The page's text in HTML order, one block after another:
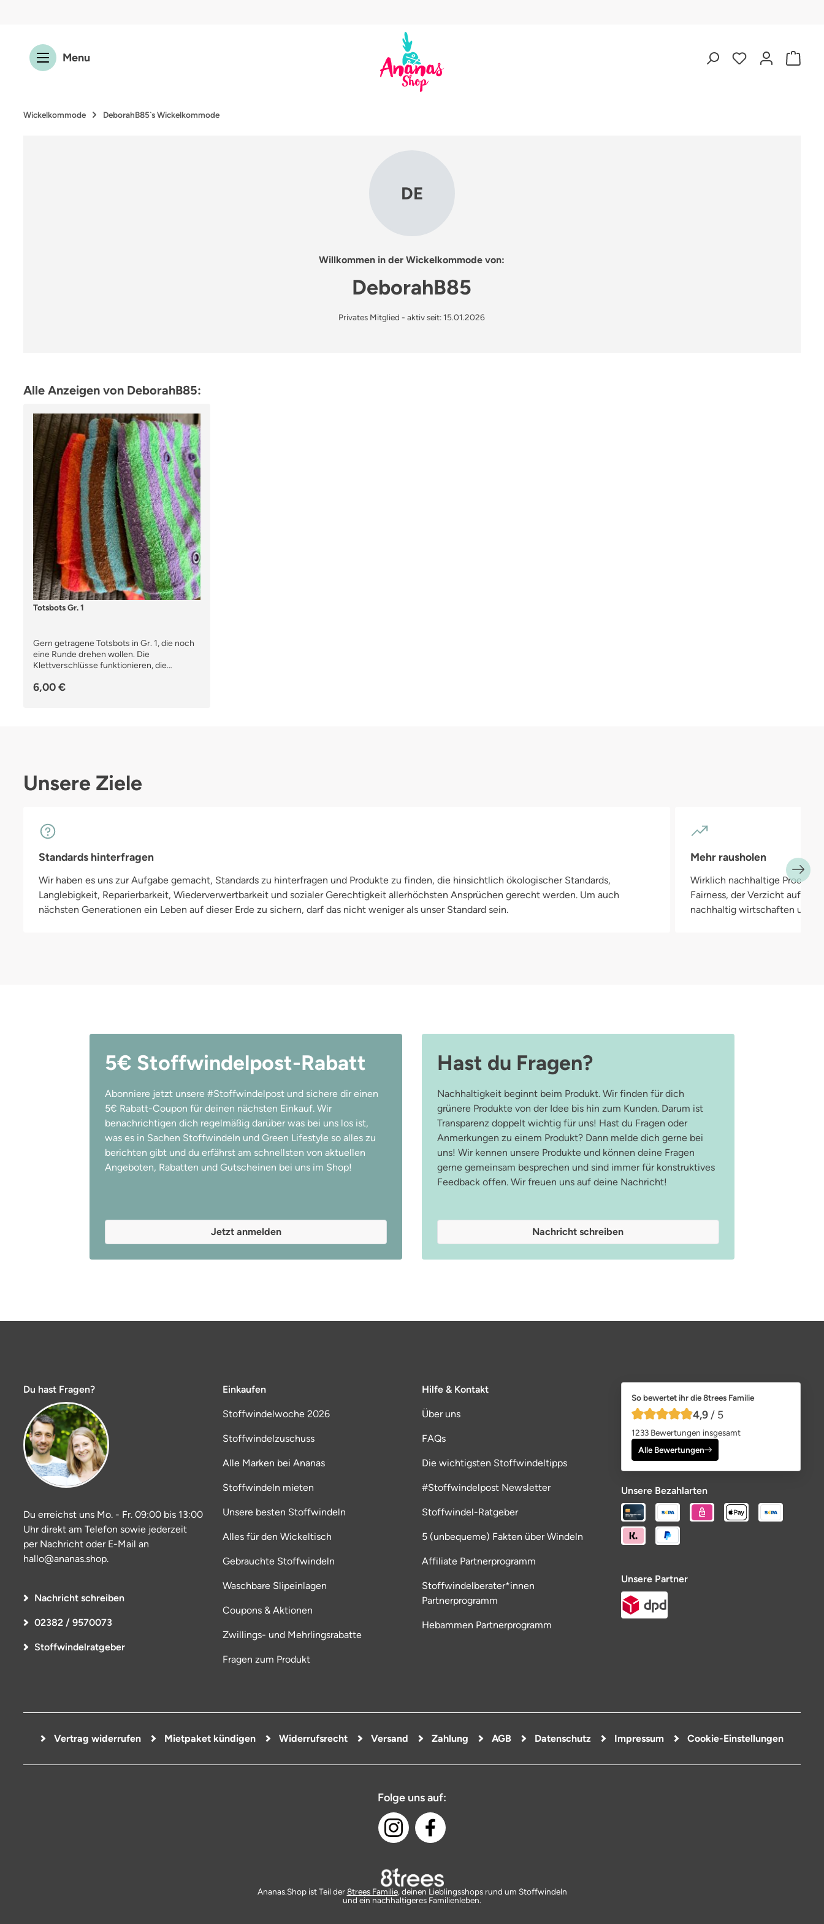
Menu
Wickelkommode DeborahB85`s Wickelkommode
DE
Willkommen in der Wickelkommode von:
DeborahB85
Privates Mitglied - aktiv seit: 15.01.2026
Alle Anzeigen von DeborahB85:
Totsbots Gr. 1
Gern getragene Totsbots in Gr. 1, die noch
eine Runde drehen wollen. Die
Klettverschlüsse funktionieren, die
funktionieren ☺️ Pilling vorhanden. Als
6,00 €
Unsere Ziele
Standards hinterfragen
Wir haben es uns zur Aufgabe gemacht, Standards zu hinterfragen und Produkte zu finden, die hinsichtlich ökologischer Standards,
Langlebigkeit, Reparierbarkeit, Wiederverwertbarkeit und sozialer Gerechtigkeit allerhöchsten Ansprüchen gerecht werden. Um auch
nächsten Generationen ein Leben auf dieser Erde zu sichern, darf das nicht weniger als unser Standard sein.
Mehr rausholen
Wirklich nachhaltige
Fairness, der Verzicht auf
nachhaltig wirtschaften und
5€ Stoffwindelpost-Rabatt
Abonniere jetzt unsere #Stoffwindelpost und sichere dir einen
5€ Rabatt-Coupon für deinen nächsten Einkauf. Wir
benachrichtigen dich regelmäßig darüber was bei uns los ist,
was es in Sachen Stoffwindeln und Green Lifestyle so alles zu
berichten gibt und du erfährst am schnellsten von aktuellen
Angeboten, Rabatten und Gutscheinen bei uns im Shop!
Jetzt anmelden
Hast du Fragen?
Nachhaltigkeit beginnt beim Produkt. Wir finden für dich
grünere Produkte von der Idee bis hin zum Kunden. Darum ist
Transparenz doppelt wichtig für uns! Hast du Fragen oder
Anmerkungen zu einem Produkt? Dann melde dich gerne bei
uns! Wir kennen unsere Produkte und können deine Fragen
gerne gemeinsam besprechen und sind immer für konstruktives
Feedback offen. Wir freuen uns auf deine Nachricht!
Nachricht schreiben
Du hast Fragen?
Du erreichst uns Mo. - Fr. 09:00 bis 13:00
Uhr direkt am Telefon sowie jederzeit
per Nachricht oder E-Mail an
hallo@ananas.shop.
Nachricht schreiben
02382 / 9570073
Stoffwindelratgeber
So bewertet ihr die 8trees Familie
4,9 von 5 Sternen
4,9 / 5
1233 Bewertungen insgesamt
Alle Bewertungen
Unsere Bezahlarten
Unsere Partner
Einkaufen
Stoffwindelwoche 2026
Stoffwindelzuschuss
Alle Marken bei Ananas
Stoffwindeln mieten
Unsere besten Stoffwindeln
Alles für den Wickeltisch
Gebrauchte Stoffwindeln
Waschbare Slipeinlagen
Coupons & Aktionen
Zwillings- und Mehrlingsrabatte
Fragen zum Produkt
Hilfe & Kontakt
Über uns
FAQs
Die wichtigsten Stoffwindeltipps
#Stoffwindelpost Newsletter
Stoffwindel-Ratgeber
5 (unbequeme) Fakten über Windeln
Affiliate Partnerprogramm
Stoffwindelberater*innen
Partnerprogramm
Hebammen Partnerprogramm
Vertrag widerrufen Mietpaket kündigen Widerrufsrecht Versand Zahlung AGB Datenschutz Impressum Cookie-Einstellungen
Folge uns auf:
Ananas.Shop ist Teil der8trees Familie, deinen Lieblingsshops rund um Stoffwindeln
und ein nachhaltigeres Familienleben.